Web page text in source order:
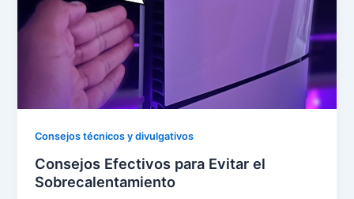
Consejos técnicos y divulgativos
Consejos Efectivos para Evitar el
Sobrecalentamiento